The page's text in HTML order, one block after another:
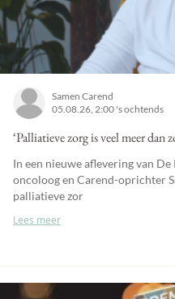
Samen Carend
05.08.26, 2:00 's ochtends
‘Palliatieve zorg is veel meer dan
In een nieuwe aflevering van
oncoloog en Carend-oprichter
palliatieve zor
Lees meer